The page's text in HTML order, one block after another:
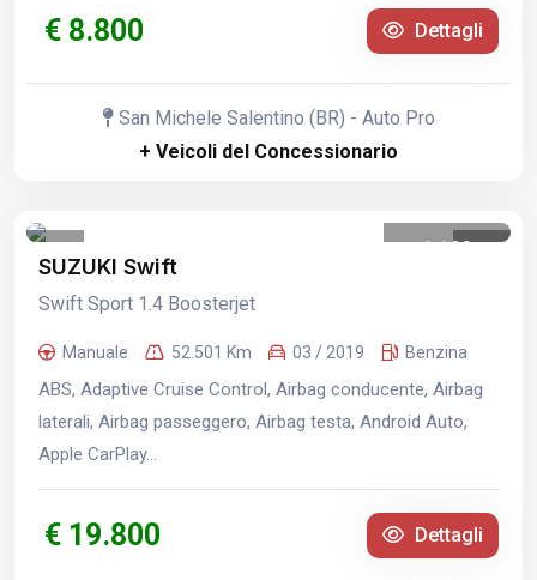
€ 8.800 Dettagli
San Michele Salentino (BR) - Auto Pro
+ Veicoli del Concessionario
1 /39
SUZUKI Swift
Swift Sport 1.4 Boosterjet
Manuale 52.501 Km 03 / 2019 Benzina
ABS, Adaptive Cruise Control, Airbag conducente, Airbag
laterali, Airbag passeggero, Airbag testa, Android Auto,
Apple CarPlay...
€ 19.800 Dettagli